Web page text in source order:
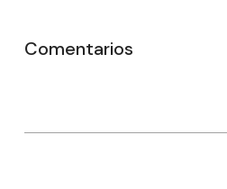
Comentarios